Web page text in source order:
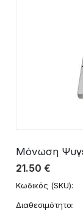
Μόνωση
21.50 €
Κωδικός (SKU):
Διαθεσιμότητα: